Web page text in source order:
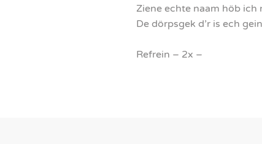
Ziene echte naam höb ich
De dörpsgek d’r is ech
Refrein – 2x –